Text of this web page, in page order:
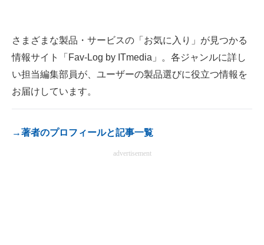
ちょっと気になるネットの話題
さまざまな製品・サービスの「お気に入り」が見つかる
情報サイト「Fav-Log by ITmedia」。各ジャンルに詳し
い担当編集部員が、ユーザーの製品選びに役立つ情報を
お届けしています。
→著者のプロフィールと記事一覧
advertisement